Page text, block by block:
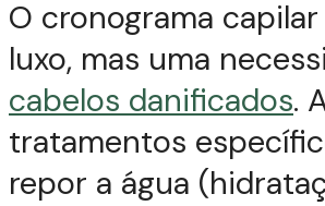
O cronograma
luxo, mas uma
cabelos danificados.
tratamentos
repor a água